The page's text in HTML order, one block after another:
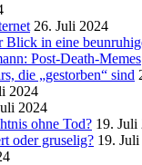
26. Juli 2024
Blick in eine
Post-Death-Memes
die „gestorben“ sind
2024
2024
ohne Tod? 19. Juli
oder gruselig? 19.